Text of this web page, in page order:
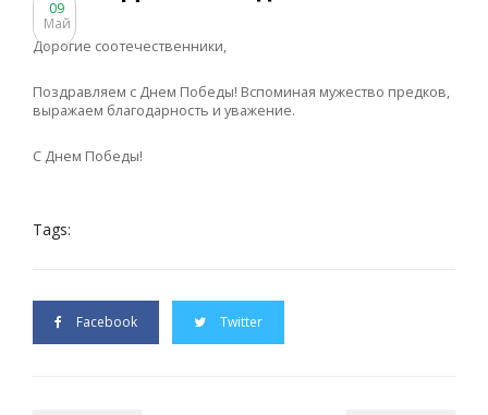
09
Май
Дорогие соотечественники,
Поздравляем с Днем Победы! Вспоминая мужество предков,
выражаем благодарность и уважение.
С Днем Победы!
Tags:
Facebook Twitter